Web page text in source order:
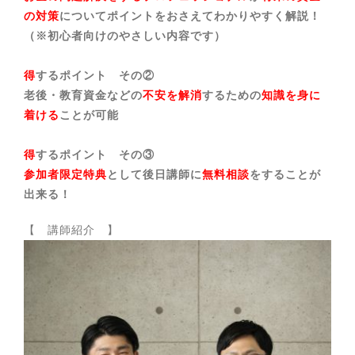
の対策についてポイントをおさえてわかりやすく解説！
（※初心者向けのやさしい内容です）
得するポイント その②
老後・教育資金などの不安を解消するための知識を身に
着けることが可能
得するポイント その③
参加者限定特典として後日講師に無料相談をすることが
出来る！
【 講師紹介 】